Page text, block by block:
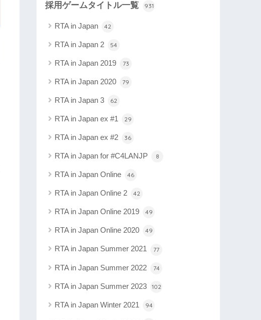
採用ゲームタイトル一覧 931
RTA in Japan 42
RTA in Japan 2 54
RTA in Japan 2019 73
RTA in Japan 2020 79
RTA in Japan 3 62
RTA in Japan ex #1 29
RTA in Japan ex #2 36
RTA in Japan for #C4LANJP 8
RTA in Japan Online 46
RTA in Japan Online 2 42
RTA in Japan Online 2019 49
RTA in Japan Online 2020 49
RTA in Japan Summer 2021 77
RTA in Japan Summer 2022 74
RTA in Japan Summer 2023 102
RTA in Japan Winter 2021 94